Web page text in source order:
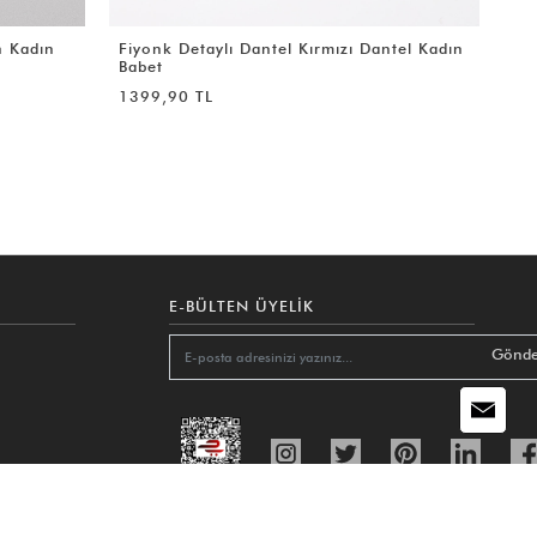
Kadın
Fiyonk Detaylı Dantel Acı Kahve Dantel
Kadın Babet
1399,90 TL
E-BÜLTEN ÜYELIK